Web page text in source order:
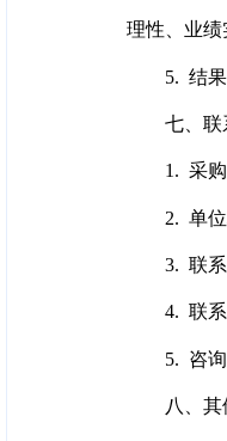
理性、业
5. 结
七、联
1. 采
2. 单
3. 联
4. 联系
5. 咨
八、